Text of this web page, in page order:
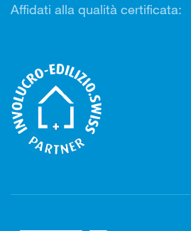
Affidati alla qualità certificata: